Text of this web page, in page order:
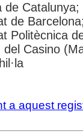
de
de
Politècnica
del Casino
a aquest